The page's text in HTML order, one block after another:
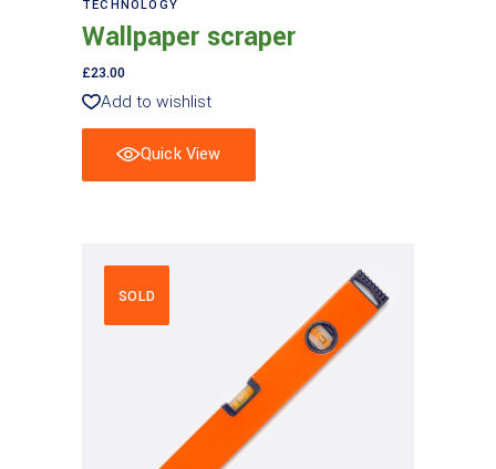
TECHNOLOGY
Wallpaper scraper
£23.00
Add to wishlist
Quick View
SOLD